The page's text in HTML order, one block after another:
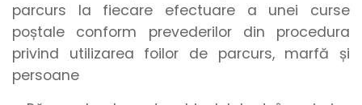
parcurs la fiecare efectuare a unei curse
poștale conform prevederilor din procedura
privind utilizarea foilor de parcurs, marfă și
persoane